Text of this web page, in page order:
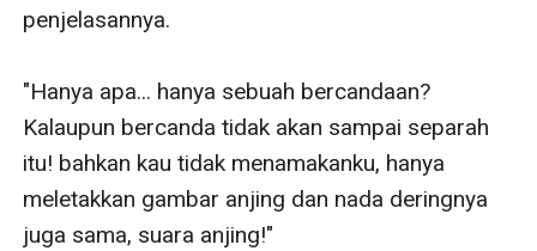
penjelasannya.
"Hanya apa... hanya sebuah bercandaan?
Kalaupun bercanda tidak akan sampai separah
itu! bahkan kau tidak menamakanku, hanya
meletakkan gambar anjing dan nada deringnya
juga sama, suara anjing!"